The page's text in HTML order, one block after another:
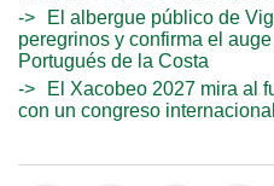
El albergue público de
peregrinos y confirma el
Portugués de la Costa
El Xacobeo 2027 mira al
con un congreso